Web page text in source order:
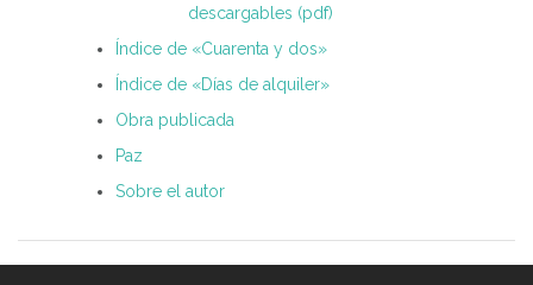
descargables (pdf)
Índice de «Cuarenta y dos»
Índice de «Días de alquiler»
Obra publicada
Paz
Sobre el autor